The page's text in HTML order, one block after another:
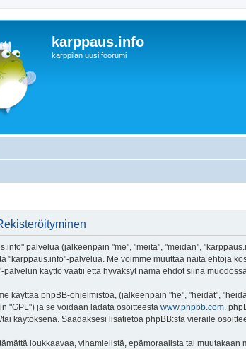
karppaus.info
karppilan uusi foorumi
palvelua (jälkeenpäin "me", "meitä", "meidän",
"karppaus.info"-palvelua. Me voimme muuttaa näitä ehtoja
palvelun käyttö vaatii että hyväksyt nämä ehdot siinä
käyttää phpBB-ohjelmistoa, (jälkeenpäin "he", "heidät",
"GPL") ja se voidaan ladata osoitteesta www.phpbb.com .
käytöksenä. Saadaksesi lisätietoa phpBB:stä vieraile
loukkaavaa, vihamielistä, epämoraalista tai